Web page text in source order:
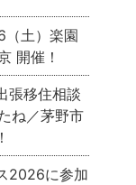
（土）楽園
開催！
張移住相談
ね／茅野市
2026に参加